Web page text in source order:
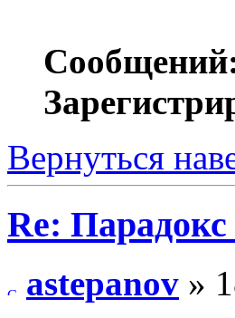
Вернуться
Re:
astepanov »